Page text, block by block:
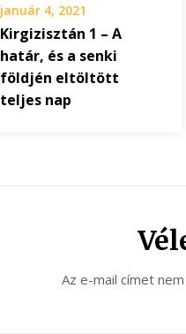
január 4, 2021
Kirgizisztán 1 – A
határ, és a senki
földjén eltöltött
teljes nap
Az e-mail címet